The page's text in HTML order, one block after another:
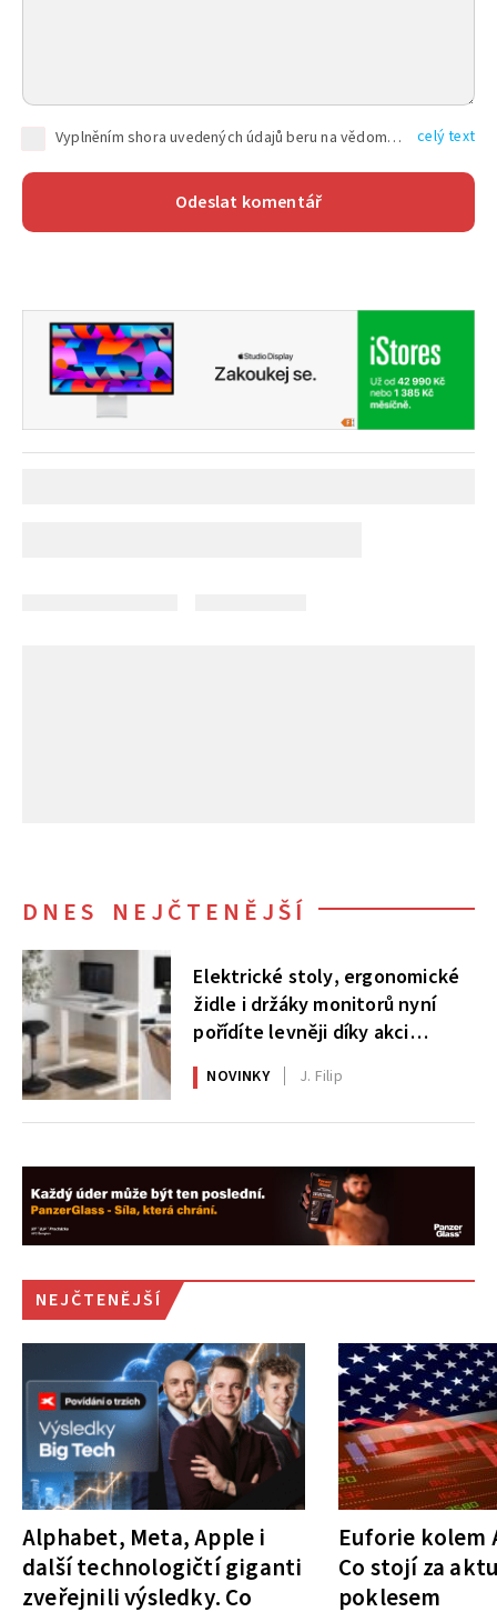
Vyplněním shora uvedených údajů beru na vědomí, že společnost TEXT FACTORY s.r.o., sídlem Brno, Durďákova 336/29, Černá Pole, PSČ: 613 00, IČ: 06157831, zapsané u Krajského soudu v Brně, oddíl C, vložka 100399, bude zpracovávat mé osobní údaje uvedené v rámci mnou vyplněného registračního formuláře na základě oprávněných zájmů TEXT FACTORY s.r.o. dle čl. 6 odst. 1 písm. f) GDPR a pro splnění právních povinností (čl. 6 odst. 1 písm. c) GDPR), a to pro tyto účely: nezbytnost zajistit oprávnění návštěvníka webových stránek provozovaných společností TEXT FACTORY s.r.o. přispívat aktivně ke zveřejněným článkům nebo v rámci diskusních fór a výkon práv TEXT FACTORY s.r.o. jako administrátora těchto diskusních fór. Více informací o zpracování osobních údajů a právech lze nalézt v celý text
DNES NEJČTENĚJŠÍ
Elektrické stoly, ergonomické
židle i držáky monitorů nyní
pořídíte levněji díky akci
AlzaErgo
NOVINKY J. Filip
NEJČTENĚJŠÍ
Alphabet, Meta, Apple i
další technologičtí giganti
zveřejnili výsledky. Co
Euforie kolem
Co stojí za
poklesem